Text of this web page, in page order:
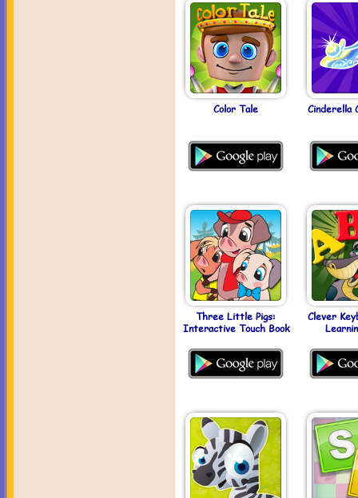
Color Tale Cinderella
Three Little Pigs:
Interactive Touch Book
Clever